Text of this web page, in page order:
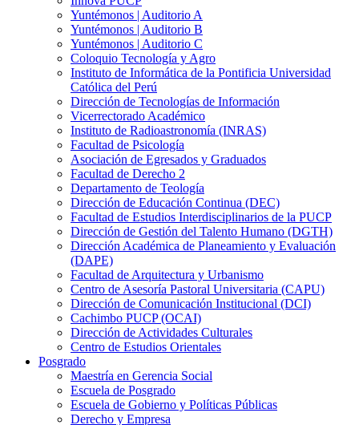
Yuntémonos | Auditorio A
Yuntémonos | Auditorio B
Yuntémonos | Auditorio C
Coloquio Tecnología y Agro
Instituto de Informática de la Pontificia Universidad
Católica del Perú
Dirección de Tecnologías de Información
Vicerrectorado Académico
Instituto de Radioastronomía (INRAS)
Facultad de Psicología
Asociación de Egresados y Graduados
Facultad de Derecho 2
Departamento de Teología
Dirección de Educación Continua (DEC)
Facultad de Estudios Interdisciplinarios de la PUCP
Dirección de Gestión del Talento Humano (DGTH)
Dirección Académica de Planeamiento y Evaluación
(DAPE)
Facultad de Arquitectura y Urbanismo
Centro de Asesoría Pastoral Universitaria (CAPU)
Dirección de Comunicación Institucional (DCI)
Cachimbo PUCP (OCAI)
Dirección de Actividades Culturales
Centro de Estudios Orientales
Posgrado
Maestría en Gerencia Social
Escuela de Posgrado
Escuela de Gobierno y Políticas Públicas
Derecho y Empresa